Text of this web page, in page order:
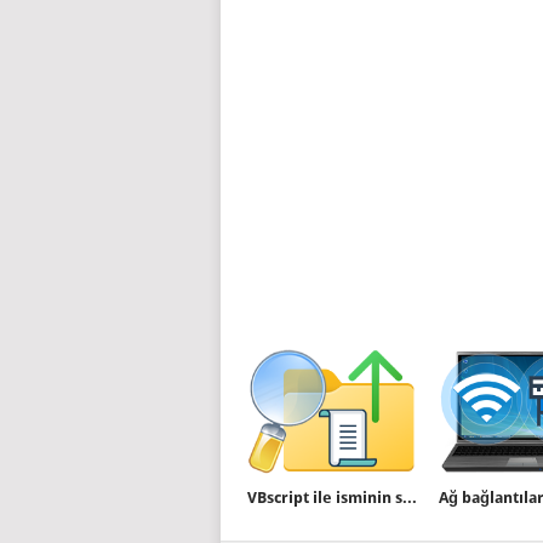
VBscript ile isminin sadece birkısmı bilinen klasöre erişim